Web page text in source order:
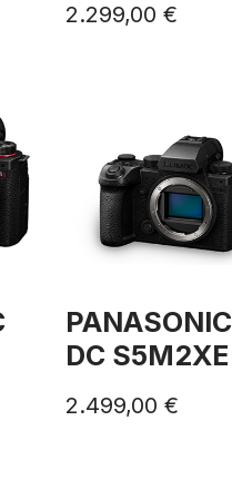
2.299,00 €
PANASONIC
DC S5M2XE
2.499,00 €